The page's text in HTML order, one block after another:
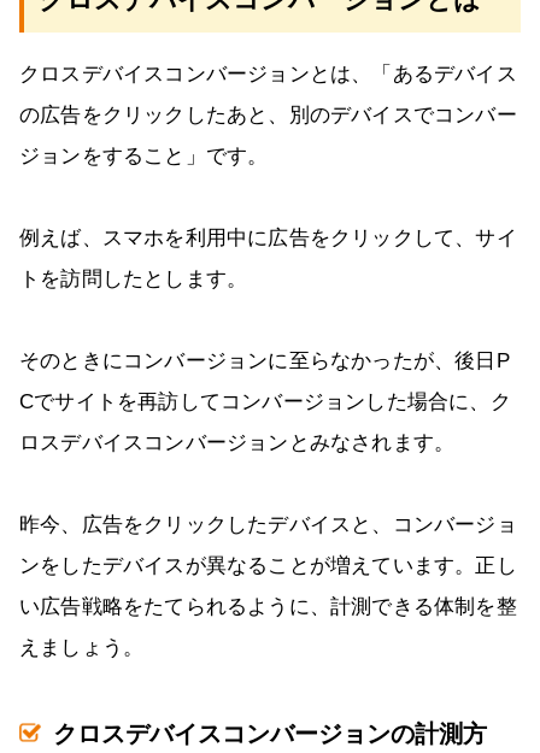
クロスデバイスコンバージョンとは、「あるデバイス
の広告をクリックしたあと、別のデバイスでコンバー
ジョンをすること」です。
例えば、スマホを利用中に広告をクリックして、サイ
トを訪問したとします。
そのときにコンバージョンに至らなかったが、後日P
Cでサイトを再訪してコンバージョンした場合に、ク
ロスデバイスコンバージョンとみなされます。
昨今、広告をクリックしたデバイスと、コンバージョ
ンをしたデバイスが異なることが増えています。正し
い広告戦略をたてられるように、計測できる体制を整
えましょう。
クロスデバイスコンバージョンの計測方